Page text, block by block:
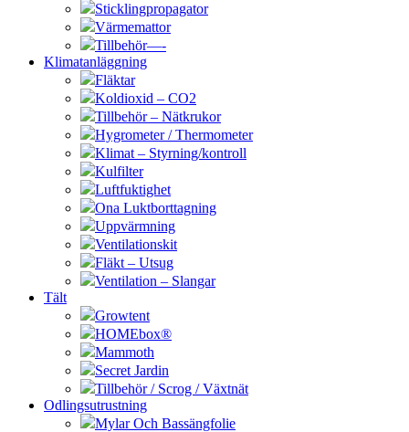
Sticklingpropagator
Värmemattor
Tillbehör—-
Klimatanläggning
Fläktar
Koldioxid – CO2
Tillbehör – Nätkrukor
Hygrometer / Thermometer
Klimat – Styrning/kontroll
Kulfilter
Luftfuktighet
Ona Luktborttagning
Uppvärmning
Ventilationskit
Fläkt – Utsug
Ventilation – Slangar
Tält
Growtent
HOMEbox®
Mammoth
Secret Jardin
Tillbehör / Scrog / Växtnät
Odlingsutrustning
Mylar Och Bassängfolie